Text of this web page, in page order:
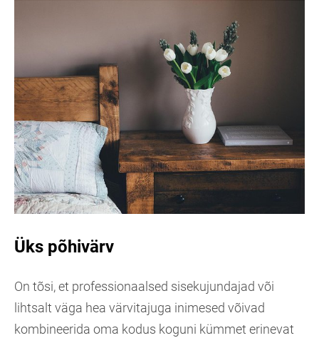
Üks põhivärv
On tõsi, et professionaalsed sisekujundajad või
lihtsalt väga hea värvitajuga inimesed võivad
kombineerida oma kodus koguni kümmet erinevat